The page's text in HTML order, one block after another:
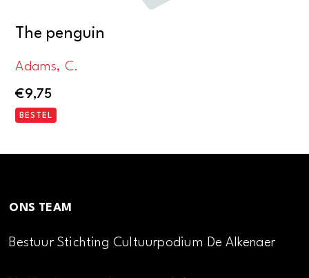
The penguin
Adams, C.
€9,75
BESTEL
ONS TEAM
Bestuur Stichting Cultuurpodium De Alkenaer